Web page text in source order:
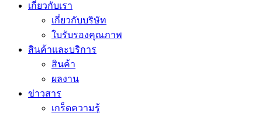
เกี่ยวกับเรา
เกี่ยวกับบริษัท
ใบรับรองคุณภาพ
สินค้าและบริการ
สินค้า
ผลงาน
ข่าวสาร
เกร็ดความรู้